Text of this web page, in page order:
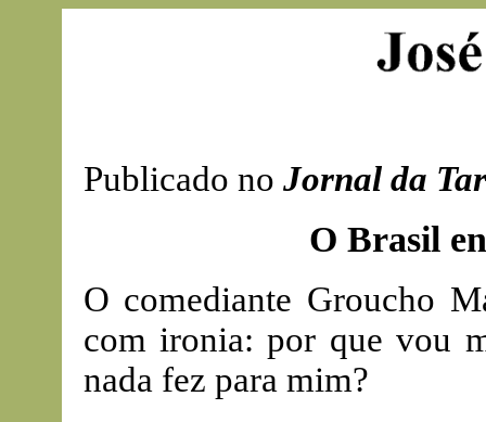
Publicado no Jornal da
O Brasil
O comediante Groucho
com ironia: por que vou
nada fez para mim?